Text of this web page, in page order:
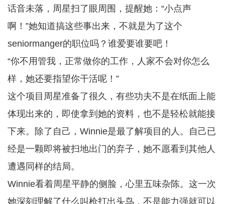
话音未落，周星扫了眼周围，提醒她：“小点声
啊！”她知道搞这些事出来，不就是为了这个
seniormanger的职位吗？谁爱要谁要吧！
“你不用管我，正常做你的工作，人家不会对你怎么
样，她还要指望你干活呢！”
这个项目周星准备了很久，有些功夫不是在纸面上能
体现出来的，即使拿到她的资料，也不是轻松就能接
下来。除了自己，Winnie是最了解项目的人。自己已
经是一颗即将被扫地出门的弃子，她不愿看到其他人
遭遇同样的结局。
Winnie看着周星平静的侧脸，心里五味杂陈。这一次
她深刻理解了什么叫枪打出头鸟，不是能力强就可以